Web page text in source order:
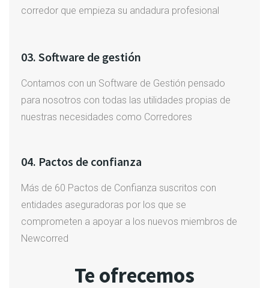
corredor que empieza su andadura profesional
03. Software de gestión
Contamos con un Software de Gestión pensado
para nosotros con todas las utilidades propias de
nuestras necesidades como Corredores
04. Pactos de confianza
Más de 60 Pactos de Confianza suscritos con
entidades aseguradoras por los que se
comprometen a apoyar a los nuevos miembros de
Newcorred
Te ofrecemos